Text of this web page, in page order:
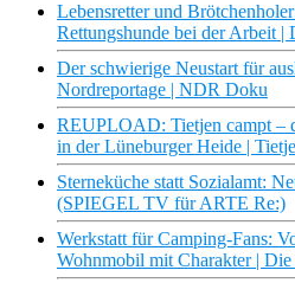
Lebensretter und
Rettungshunde bei der Arbeit |
Der schwierige Neustart für
Nordreportage | NDR Doku
REUPLOAD: Tietjen campt –
in der Lüneburger Heide |
Sterneküche statt Sozialamt:
(SPIEGEL TV für ARTE Re:)
Werkstatt für Camping-Fans:
Wohnmobil mit Charakter |